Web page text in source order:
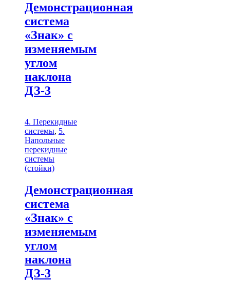
Демонстрационная
система
«Знак» с
изменяемым
углом
наклона
ДЗ-3
4. Перекидные
системы, 5.
Напольные
перекидные
системы
(стойки)
Демонстрационная
система
«Знак» с
изменяемым
углом
наклона
ДЗ-3